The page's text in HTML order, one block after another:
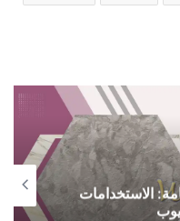
الاستخدامات